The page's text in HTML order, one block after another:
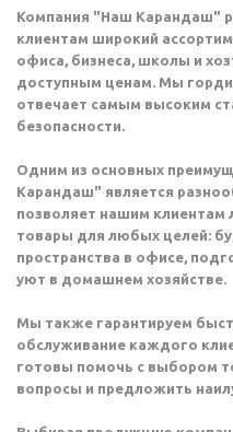
Компания "Наш Карандаш"
клиентам широкий
офиса, бизнеса, школы и
доступным ценам. Мы
отвечает самым высоким
безопасности.
Одним из основных
Карандаш" является
позволяет нашим
товары для любых целей:
пространства в офисе,
уют в домашнем хозяйстве.
Мы также гарантируем
обслуживание каждого
готовы помочь с выбором
вопросы и предложить